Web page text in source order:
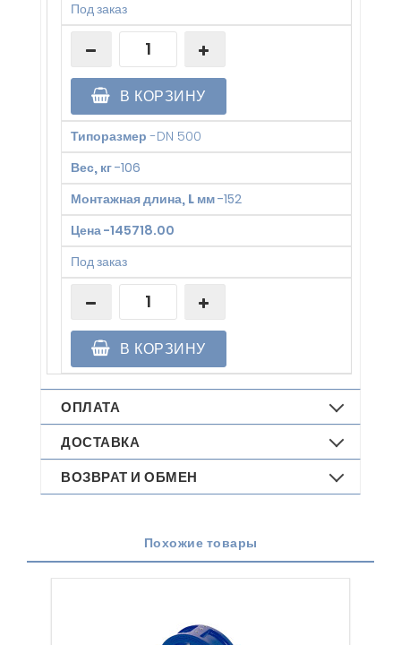
Под заказ
В КОРЗИНУ
Типоразмер -DN 500
Вес, кг-106
Монтажная длина, L мм-152
Цена-145718.00
Под заказ
В КОРЗИНУ
ОПЛАТА
ДОСТАВКА
ВОЗВРАТ И ОБМЕН
Похожие товары